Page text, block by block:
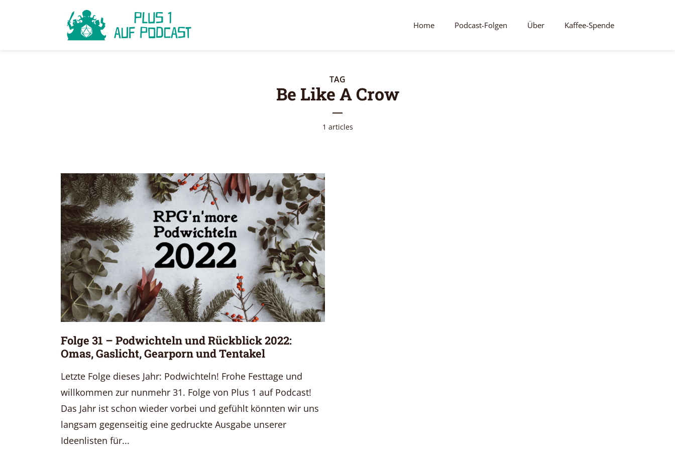
Home Podcast-Folgen Über Kaffee-Spende
TAG
Be Like A Crow
1 articles
Folge 31 – Podwichteln und Rückblick 2022:
Omas, Gaslicht, Gearporn und Tentakel
Letzte Folge dieses Jahr: Podwichteln! Frohe Festtage und
willkommen zur nunmehr 31. Folge von Plus 1 auf Podcast!
Das Jahr ist schon wieder vorbei und gefühlt könnten wir uns
langsam gegenseitig eine gedruckte Ausgabe unserer
Ideenlisten für...